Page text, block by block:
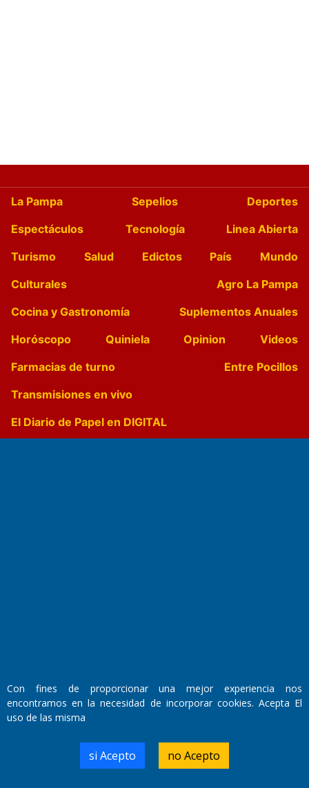
La Pampa Sepelios
Deportes
Espectáculos
Tecnología
Linea Abierta
Turismo
Salud Edictos País
Mundo
Culturales
Agro La Pampa
Cocina y Gastronomía
Suplementos Anuales
Horóscopo
Quiniela Opinion
Videos
Farmacias de turno
Entre Pocillos
Transmisiones en vivo
El Diario de Papel en DIGITAL
Director Periodístico:
Walter René Goñi
Domicilio Legal: José Ingenieros 855,
Santa Rosa, La Pampa.
Número de Registro DNDA:
Con fines de proporcionar una mejor experiencia nos
encontramos en la necesidad de incorporar cookies. Acepta El
uso de las misma
si Acepto no Acepto